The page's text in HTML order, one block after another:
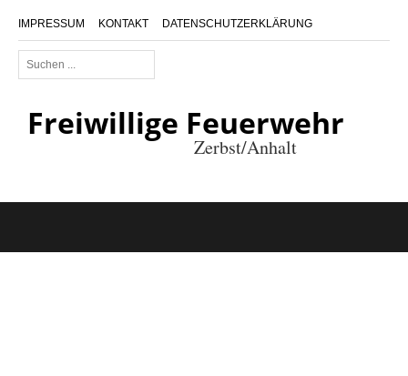
IMPRESSUM KONTAKT DATENSCHUTZERKLÄRUNG
Suchen
...
Freiwillige Feuerwehr
Zerbst/Anhalt